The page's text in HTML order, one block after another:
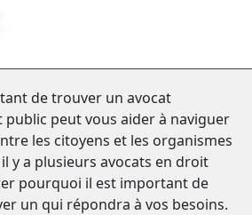
de trouver un avocat
peut vous aider à naviguer
les citoyens et les organismes
y a plusieurs avocats en droit
pourquoi il est important de
un qui répondra à vos besoins.